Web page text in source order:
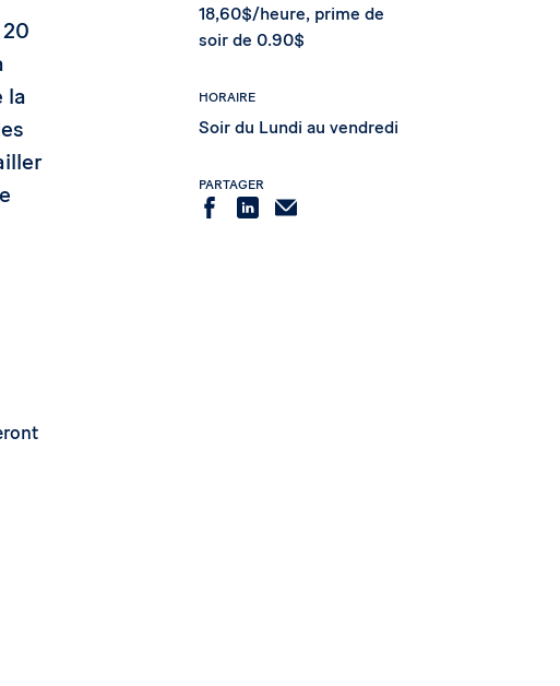
18,60$/heure, prime de
soir de 0.90$
HORAIRE
Soir du Lundi au vendredi
PARTAGER
PartagerPartager
la